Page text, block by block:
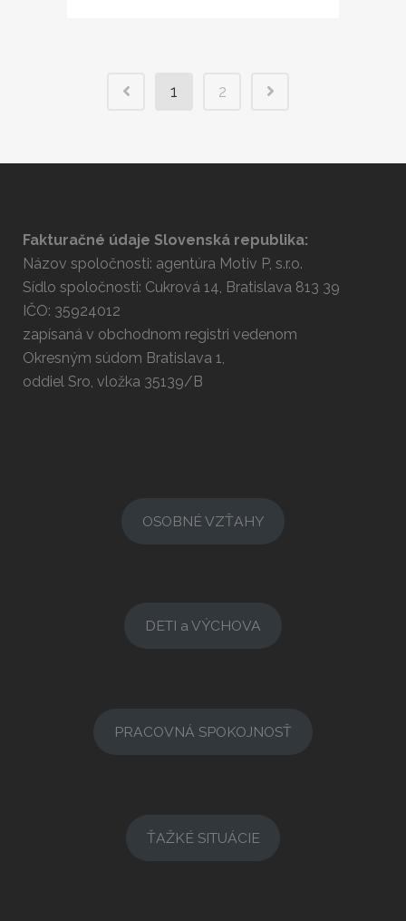
1 2
Fakturačné údaje Slovenská republika:
Názov spoločnosti: agentúra Motiv P, s.r.o.
Sídlo spoločnosti: Cukrová 14, Bratislava 813 39
IČO: 35924012
zapísaná v obchodnom registri vedenom
Okresným súdom Bratislava 1,
oddiel Sro, vložka 35139/B
OSOBNÉ VZŤAHY
DETI a VÝCHOVA
PRACOVNÁ SPOKOJNOSŤ
ŤAŽKÉ SITUÁCIE